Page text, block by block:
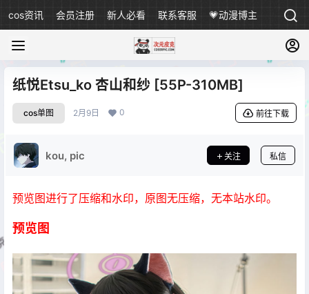
cos资讯 会员注册 新人必看 联系客服 💗动漫博主
纸悦Etsu_ko 杏山和纱 [55P-310MB]
cos单图 2月9日 0 前往下载
kou, pic 关注 私信
预览图进行了压缩和水印，原图无压缩，无本站水印。
预览图